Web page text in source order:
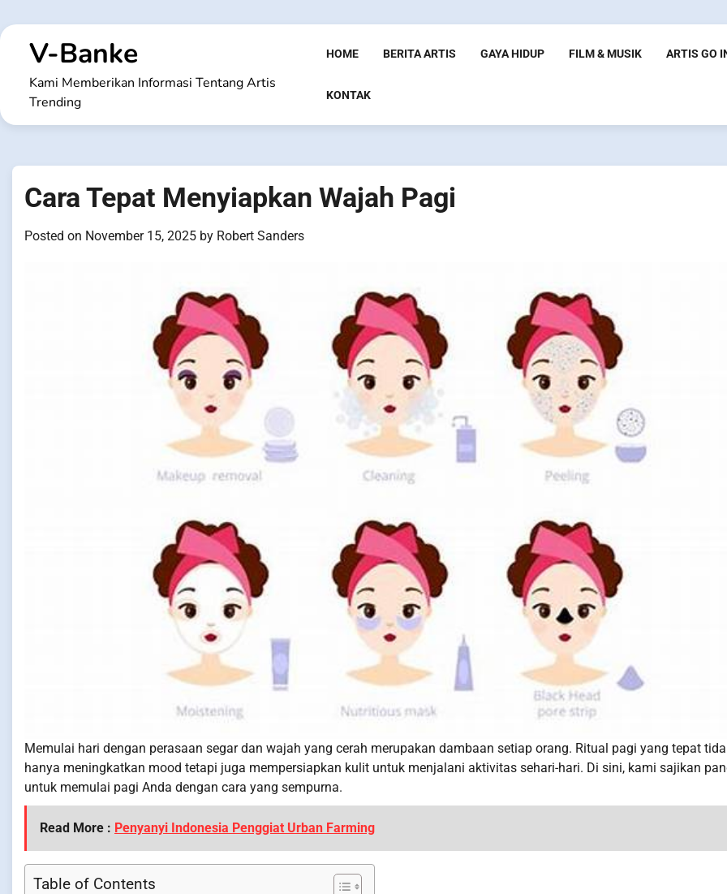
to
contentV-Banke
Kami Memberikan Informasi Tentang Artis
Trending
HOME BERITA ARTIS GAYA HIDUP FILM & MUSIK ARTIS GO
KONTAK
Cara Tepat Menyiapkan Wajah Pagi
Posted on November 15, 2025 by Robert Sanders
Memulai hari dengan perasaan segar dan wajah yang cerah merupakan dambaan setiap orang. Ritual pagi yang tepat
hanya meningkatkan mood tetapi juga mempersiapkan kulit untuk menjalani aktivitas sehari-hari. Di sini, kami sajikan
untuk memulai pagi Anda dengan cara yang sempurna.
Read More : Penyanyi Indonesia Penggiat Urban Farming
Table of Contents